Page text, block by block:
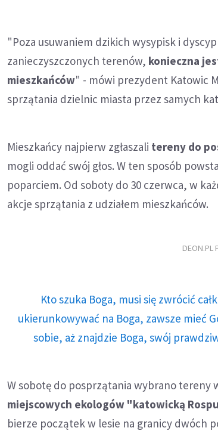
"Poza usuwaniem dzikich wysypisk i
zanieczyszczonych terenów, konieczna
mieszkańców" - mówi prezydent Katowic
sprzątania dzielnic miasta przez samych
Mieszkańcy najpierw zgłaszali tereny do
mogli oddać swój głos. W ten sposób
poparciem. Od soboty do 30 czerwca, w
akcje sprzątania z udziałem mieszkańców.
DEON.PL
Kto szuka Boga, musi się zwrócić
ukierunkowywać na Boga, zawsze mieć
sobie, aż znajdzie Boga, swój
W sobotę do posprzątania wybrano tereny
miejscowych ekologów "katowicką
bierze początek w lesie na granicy dwóch